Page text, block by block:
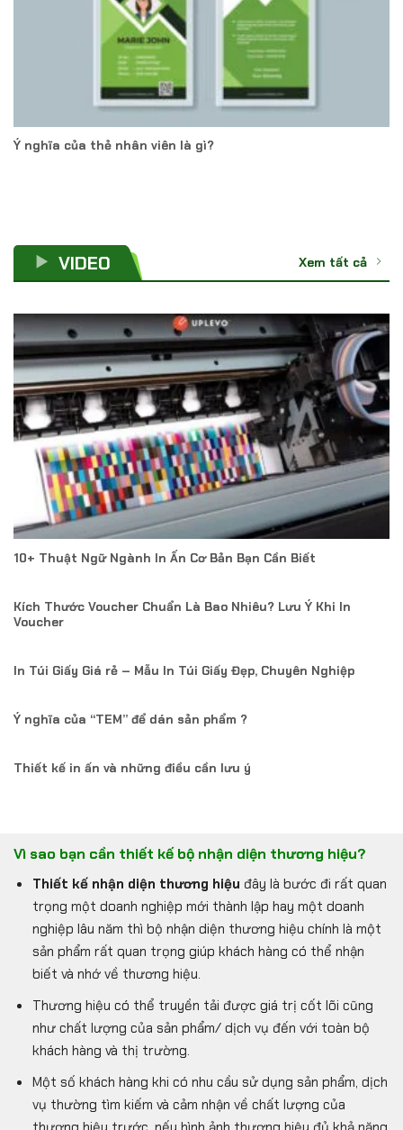
Ý nghĩa của thẻ nhân viên là gì?
VIDEO Xem tất cả
10+ Thuật Ngữ Ngành In Ấn Cơ Bản Bạn Cần Biết
Kích Thước Voucher Chuẩn Là Bao Nhiêu? Lưu Ý Khi In
Voucher
In Túi Giấy Giá rẻ – Mẫu In Túi Giấy Đẹp, Chuyên Nghiệp
Ý nghĩa của “TEM” để dán sản phẩm ?
Thiết kế in ấn và những điều cần lưu ý
Vì sao bạn cần thiết kế bộ nhận diện thương hiệu?
Thiết kế nhận diện thương hiệu đây là bước đi rất quan
trọng một doanh nghiệp mới thành lập hay một doanh
nghiệp lâu năm thì bộ nhận diện thương hiệu chính là một
sản phẩm rất quan trọng giúp khách hàng có thể nhận
biết và nhớ về thương hiệu.
Thương hiệu có thể truyền tải được giá trị cốt lõi cũng
như chất lượng của sản phẩm/ dịch vụ đến với toàn bộ
khách hàng và thị trường.
Một số khách hàng khi có nhu cầu sử dụng sản phẩm, dịch
vụ thường tìm kiếm và cảm nhận về chất lượng của